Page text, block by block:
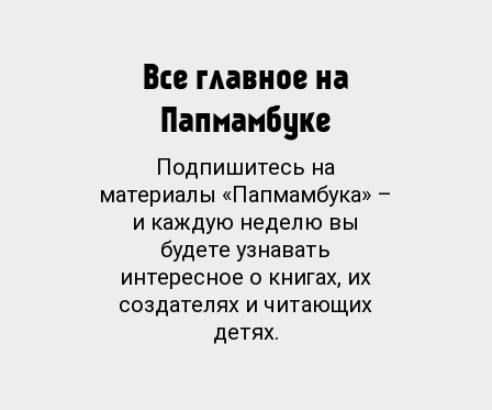
Все главное на
Папмамбуке
Подпишитесь на
материалы «Папмамбука» –
и каждую неделю вы
будете узнавать
интересное о книгах, их
создателях и читающих
детях.